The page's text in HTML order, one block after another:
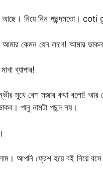
আছে। নিয়ে নিন পছন্দমতো।
কেমন যেন লাগে! আমার
ব্যাপার!
মুখে বেশ মজার কথা বলো! আর
পানু নামটা পছন্দ নয়।
আপনি ফ্রেশ হয়ে বই নিয়ে বসে